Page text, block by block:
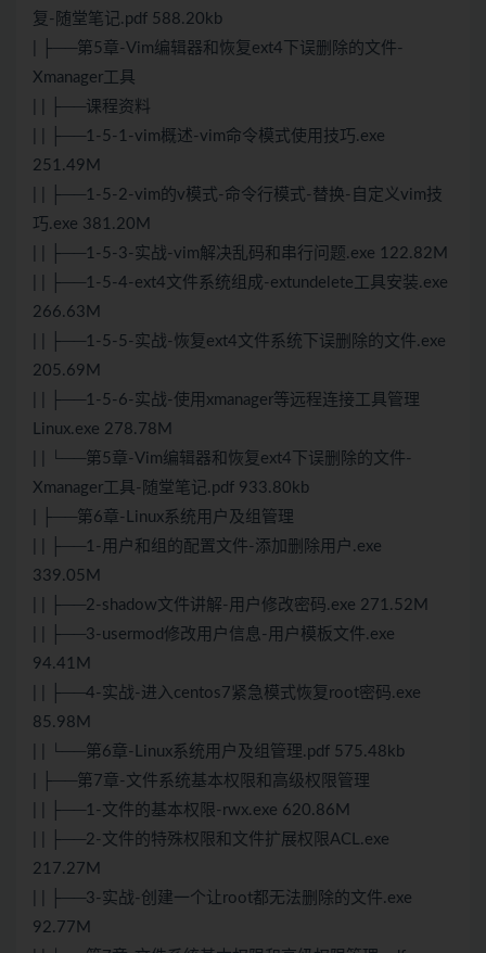
复-随堂笔记.pdf 588.20kb
| ├──第5章-Vim编辑器和恢复ext4下误删除的文件-
Xmanager工具
| | ├──课程资料
| | ├──1-5-1-vim概述-vim命令模式使用技巧.exe
251.49M
| | ├──1-5-2-vim的v模式-命令行模式-替换-自定义vim技
巧.exe 381.20M
| | ├──1-5-3-实战-vim解决乱码和串行问题.exe 122.82M
| | ├──1-5-4-ext4文件系统组成-extundelete工具安装.exe
266.63M
| | ├──1-5-5-实战-恢复ext4文件系统下误删除的文件.exe
205.69M
| | ├──1-5-6-实战-使用xmanager等远程连接工具管理
Linux.exe 278.78M
| | └──第5章-Vim编辑器和恢复ext4下误删除的文件-
Xmanager工具-随堂笔记.pdf 933.80kb
| ├──第6章-Linux系统用户及组管理
| | ├──1-用户和组的配置文件-添加删除用户.exe
339.05M
| | ├──2-shadow文件讲解-用户修改密码.exe 271.52M
| | ├──3-usermod修改用户信息-用户模板文件.exe
94.41M
| | ├──4-实战-进入centos7紧急模式恢复root密码.exe
85.98M
| | └──第6章-Linux系统用户及组管理.pdf 575.48kb
| ├──第7章-文件系统基本权限和高级权限管理
| | ├──1-文件的基本权限-rwx.exe 620.86M
| | ├──2-文件的特殊权限和文件扩展权限ACL.exe
217.27M
| | ├──3-实战-创建一个让root都无法删除的文件.exe
92.77M